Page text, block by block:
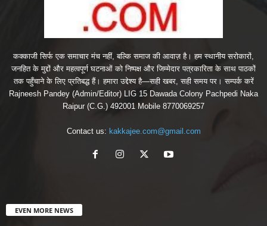
कक्काजी सिर्फ एक समाचार मंच नहीं, बल्कि समाज की आवाज़ है। हम स्थानीय सरोकारों,
जनहित के मुद्दों और महत्वपूर्ण घटनाओं को निष्पक्ष और जिम्मेदार पत्रकारिता के साथ पाठकों
तक पहुँचाने के लिए प्रतिबद्ध हैं। हमारा उद्देश्य है—सही खबर, सही समय पर। सम्पर्क करें
Rajneesh Pandey (Admin/Editor) LIG 15 Dawada Colony Pachpedi Naka
Raipur (C.G.) 492001 Mobile 8770069257
Contact us: kakkajee.com@gmail.com
EVEN MORE NEWS